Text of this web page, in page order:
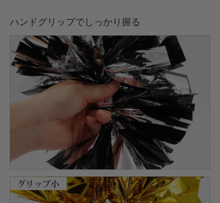
649円(税込)
・【完成仕上】ｸﾞﾘｯﾌﾟ小
1,199円(税込)
・【完成仕上】ｸﾞﾘｯﾌﾟ大
1,243円(税込)
・【カット仕上】ｸﾞﾘｯﾌﾟ小
748円(税込)
・【カット仕上】ｸﾞﾘｯﾌﾟ大
792円(税込)
・【完成仕上】ｸﾞﾘｯﾌﾟ小
1,496円(税込)
・【完成仕上】ｸﾞﾘｯﾌﾟ大
1,540円(税込)
・【カット仕上】ｸﾞﾘｯﾌﾟ小
605円(税込)
ハンドグリップでしっかり握る